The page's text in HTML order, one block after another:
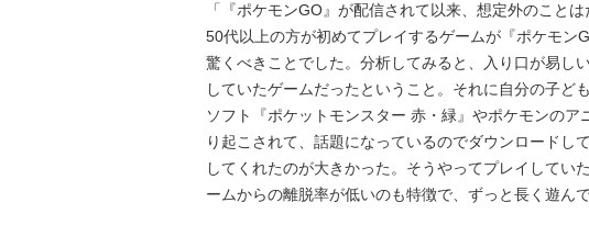
「『ポケモンGO』が配信されて以来、想定外のこと
50代以上の方が初めてプレイするゲームが『ポケモン
驚くべきことでした。分析してみると、入り口が易し
していたゲームだったということ。それに自分の子ど
ソフト『ポケットモンスター 赤・緑』やポケモンのア
り起こされて、話題になっているのでダウンロードし
してくれたのが大きかった。そうやってプレイしてい
ームからの離脱率が低いのも特徴で、ずっと長く遊ん